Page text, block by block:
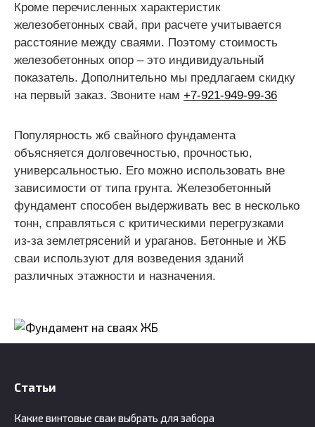
Кроме перечисленных характеристик
железобетонных свай, при расчете учитывается
расстояние между сваями. Поэтому стоимость
железобетонных опор – это индивидуальный
показатель. Дополнительно мы предлагаем скидку
на первый заказ. Звоните нам +7-921-949-99-36
Популярность жб свайного фундамента
объясняется долговечностью, прочностью,
универсальностью. Его можно использовать вне
зависимости от типа грунта. Железобетонный
фундамент способен выдерживать вес в несколько
тонн, справляться с критическими перегрузками
из-за землетрясений и ураганов. Бетонные и ЖБ
сваи используют для возведения зданий
различных этажности и назначения.
Статьи
Какие винтовые сваи выбрать для забора